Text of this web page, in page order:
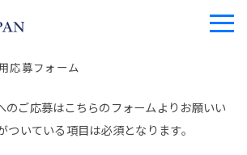
応募フォーム
のご応募はこちらのフォームよりお願いい
ついている項目は必須となります。